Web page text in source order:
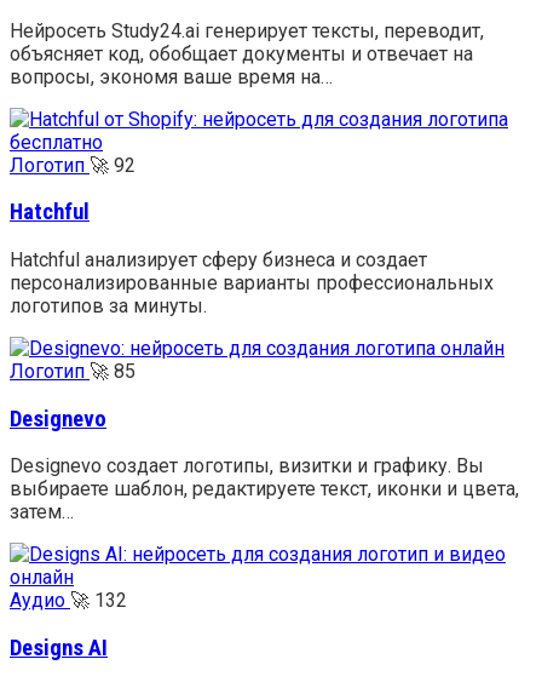
Нейросеть Study24.ai генерирует тексты, переводит,
объясняет код, обобщает документы и отвечает на
вопросы, экономя ваше время на…
Логотип 🚀 92
Hatchful
Hatchful анализирует сферу бизнеса и создает
персонализированные варианты профессиональных
логотипов за минуты.
Логотип 🚀 85
Designevo
Designevo создает логотипы, визитки и графику. Вы
выбираете шаблон, редактируете текст, иконки и цвета,
затем…
Аудио 🚀 132
Designs AI